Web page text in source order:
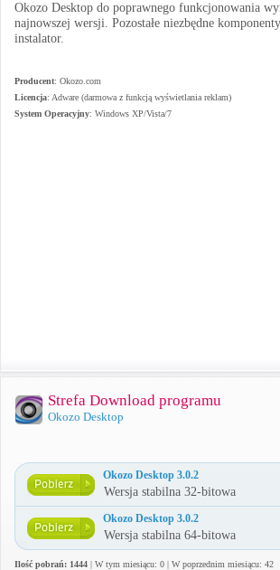
Okozo Desktop do poprawnego funkcjonowania
najnowszej wersji. Pozostałe niezbędne
instalator.
Producent: Okozo.com
Licencja: Adware (darmowa z funkcją wyświetlania reklam)
System Operacyjny: Windows XP/Vista/7
Strefa Download programu
Okozo Desktop
Okozo Desktop 3.0.2
Wersja stabilna 32-bitowa
Okozo Desktop 3.0.2
Wersja stabilna 64-bitowa
Ilość pobrań: 1444 | W tym miesiącu: 0 | W poprzednim miesiącu: 42